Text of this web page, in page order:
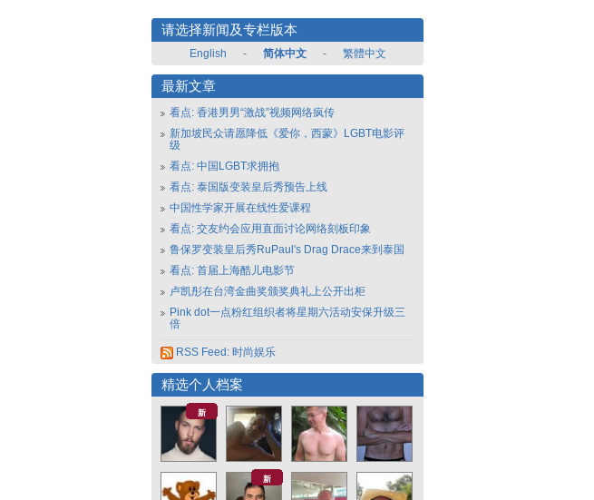
请选择新闻及专栏版本
English - 简体中文 - 繁體中文
最新文章
看点: 香港男男“激战”视频网络疯传
新加坡民众请愿降低《爱你，西蒙》LGBT电影评
级
看点: 中国LGBT求拥抱
看点: 泰国版变装皇后秀预告上线
中国性学家开展在线性爱课程
看点: 交友约会应用直面讨论网络刻板印象
鲁保罗变装皇后秀RuPaul's Drag Drace来到泰国
看点: 首届上海酷儿电影节
卢凯彤在台湾金曲奖颁奖典礼上公开出柜
Pink dot一点粉红组织者将星期六活动安保升级三
倍
RSS Feed: 时尚娱乐
精选个人档案
新
新